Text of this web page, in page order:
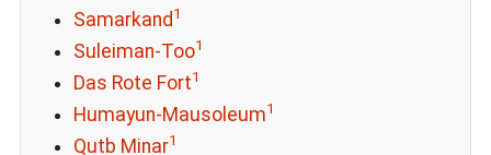
Samarkand 1
Suleiman-Too1
Das Rote Fort1
Humayun-Mausoleum1
Qutb Minar1